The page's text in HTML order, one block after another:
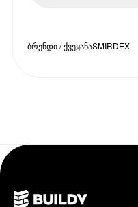
ბრენდი / ქვეყანაSMIRDEX